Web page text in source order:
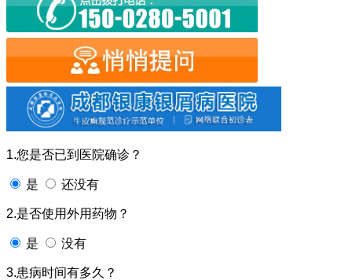
1.您是否已到医院确诊？
是 还没有
2.是否使用外用药物？
是 没有
3.患病时间有多久？